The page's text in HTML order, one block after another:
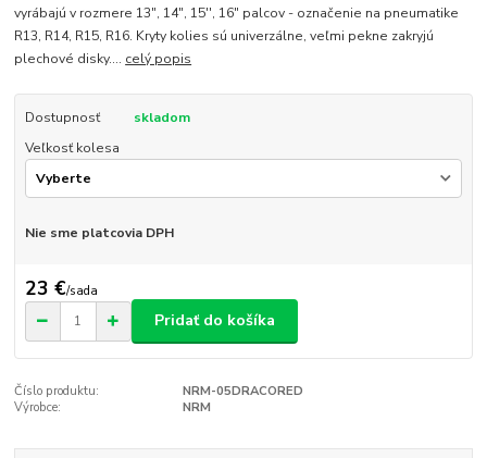
vyrábajú v rozmere 13", 14", 15'', 16" palcov - označenie na pneumatike
R13, R14, R15, R16. Kryty kolies sú univerzálne, veľmi pekne zakryjú
plechové disky.... celý popis
Dostupnosť
skladom
Veľkosť kolesa
Nie sme platcovia DPH
23 €/sada
Pridať do košíka
Číslo produktu:
NRM-05DRACORED
Výrobce:
NRM